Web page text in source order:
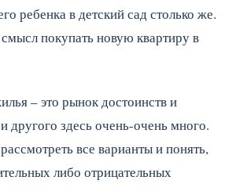
ребенка в детский сад столько же.
покупать новую квартиру в
– это рынок достоинств и
другого здесь очень-очень много.
все варианты и понять,
либо отрицательных